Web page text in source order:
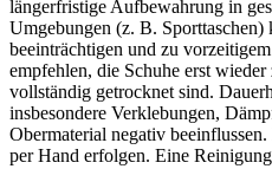
längerfristige Aufbewahrung in
Umgebungen (z. B. Sporttaschen)
beeinträchtigen und zu
empfehlen, die Schuhe erst
vollständig getrocknet sind.
insbesondere Verklebungen,
Obermaterial negativ
per Hand erfolgen. Eine